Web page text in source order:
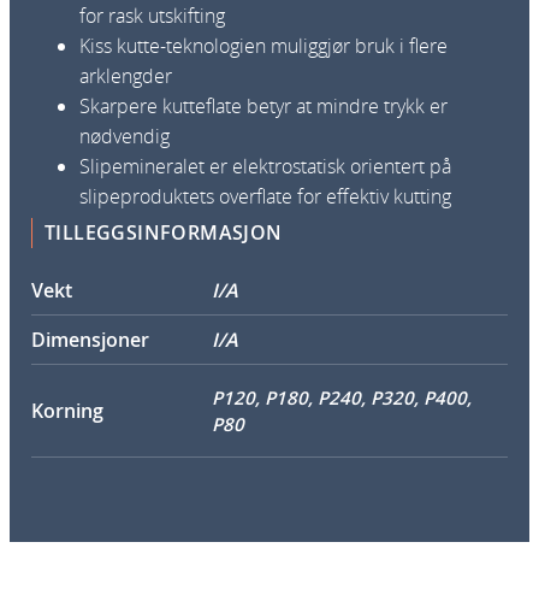
for rask utskifting
Kiss kutte-teknologien muliggjør bruk i flere
arklengder
Skarpere kutteflate betyr at mindre trykk er
nødvendig
Slipemineralet er elektrostatisk orientert på
slipeproduktets overflate for effektiv kutting
TILLEGGSINFORMASJON
Vekt
I/A
Dimensjoner
I/A
Korning
P120, P180, P240, P320, P400,
P80